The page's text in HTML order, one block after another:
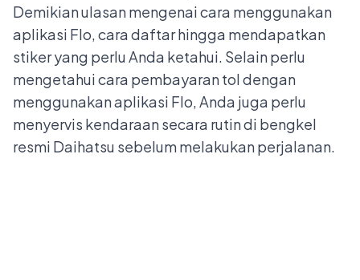
Demikian ulasan mengenai cara menggunakan
aplikasi Flo, cara daftar hingga mendapatkan
stiker yang perlu Anda ketahui. Selain perlu
mengetahui cara pembayaran tol dengan
menggunakan aplikasi Flo, Anda juga perlu
menyervis kendaraan secara rutin di bengkel
resmi Daihatsu sebelum melakukan perjalanan.